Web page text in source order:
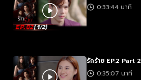
0:33:44 นาที
รักร้าย EP.2 Part 2
0:35:07 นาที